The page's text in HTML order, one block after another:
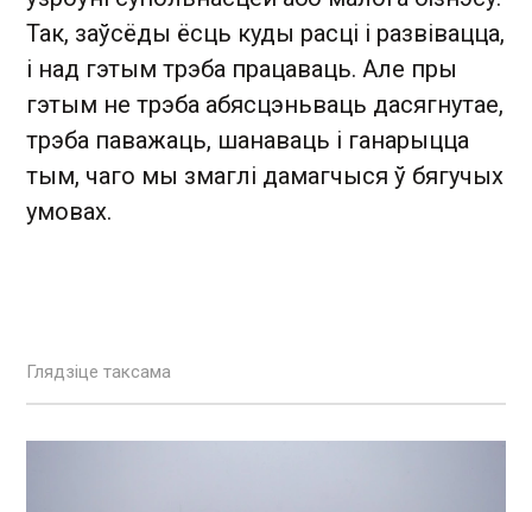
Так, заўсёды ёсць куды расці і развівацца,
і над гэтым трэба працаваць. Але пры
гэтым не трэба абясцэньваць дасягнутае,
трэба паважаць, шанаваць і ганарыцца
тым, чаго мы змаглі дамагчыся ў бягучых
умовах.
Глядзіце таксама